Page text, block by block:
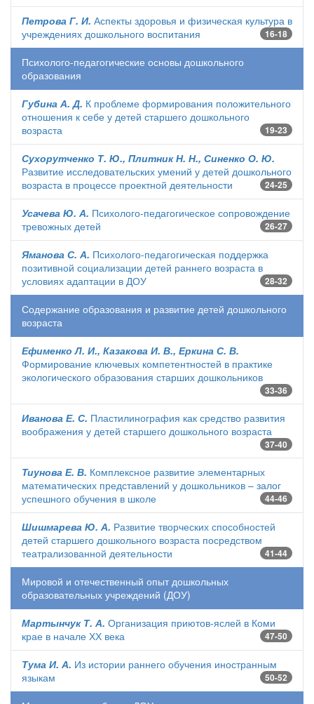
Петрова Г. И. Аспекты здоровья и физическая культура в
учреждениях дошкольного воспитания
16-18
Психолого-педагогические основы дошкольного
образования
Губина А. Д. К проблеме формирования положительного
отношения к себе у детей старшего дошкольного
возраста
19-23
Сухорутченко Т. Ю., Плитник Н. Н., Синенко О. Ю.
Развитие исследовательских умений у детей дошкольного
возраста в процессе проектной деятельности
24-25
Усачева Ю. А. Психолого-педагогическое сопровождение
тревожных детей
26-27
Яманова С. А. Психолого-педагогическая поддержка
позитивной социализации детей раннего возраста в
условиях адаптации в ДОУ
28-32
Содержание образования и развитие детей дошкольного
возраста
Ефименко Л. И., Казакова И. В., Еркина С. В.
Формирование ключевых компетентностей в практике
экологического образования старших дошкольников
33-36
Иванова Е. С. Пластилинография как средство развития
воображения у детей старшего дошкольного возраста
37-40
Тиунова Е. В. Комплексное развитие элементарных
математических представлений у дошкольников – залог
успешного обучения в школе
44-46
Шишмарева Ю. А. Развитие творческих способностей
детей старшего дошкольного возраста посредством
театрализованной деятельности
41-44
Мировой и отечественный опыт дошкольных
образовательных учреждений (ДОУ)
Мартынчук Т. А. Организация приютов-яслей в Коми
крае в начале ХХ века
47-50
Тума И. А. Из истории раннего обучения иностранным
языкам
50-52